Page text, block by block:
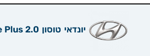
יונדאי טוסון 2.0 Prime Plus